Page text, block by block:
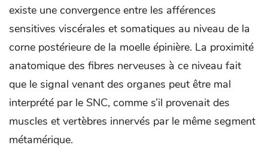
existe une convergence entre les afférences
sensitives viscérales et somatiques au niveau de la
corne postérieure de la moelle épinière. La proximité
anatomique des fibres nerveuses à ce niveau fait
que le signal venant des organes peut être mal
interprété par le SNC, comme s’il provenait des
muscles et vertèbres innervés par le même segment
métamérique.